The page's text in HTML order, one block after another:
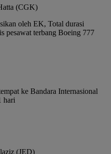
(CGK)
oleh EK, Total durasi
pesawat terbang Boeing 777
ke Bandara Internasional
hari
(JED)